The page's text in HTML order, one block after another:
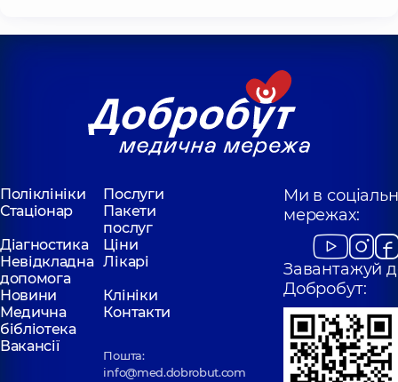
Поліклініки
Послуги
Стаціонар
Пакети
послуг
Діагностика
Ціни
Невідкладна
допомога
Лікарі
Новини
Клініки
Медична
бібліотека
Контакти
Вакансії
Пошта:
info@med.dobrobut.com
Ми в
мережах:
Завантажуй
Добробут: